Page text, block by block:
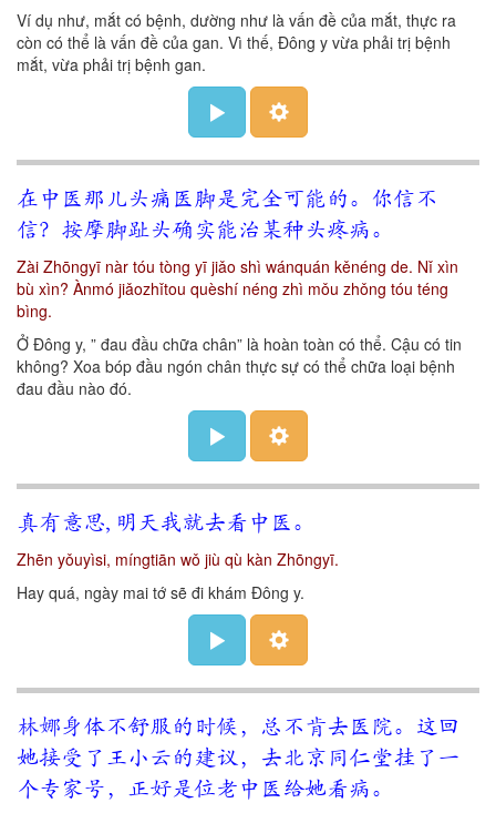
Ví dụ như, mắt có bệnh, dường như là vấn đề của mắt, thực ra
còn có thể là vấn đề của gan. Vì thế, Đông y vừa phải trị bệnh
mắt, vừa phải trị bệnh gan.
在中医那儿头痛医脚是完全可能的。你信不
信？按摩脚趾头确实能治某种头疼病。
Zài Zhōngyī nàr tóu tòng yī jiǎo shì wánquán kěnéng de. Nǐ xìn
bù xìn? Ànmó jiǎozhǐtou quèshí néng zhì mǒu zhǒng tóu téng
bìng.
Ở Đông y, ” đau đầu chữa chân” là hoàn toàn có thể. Cậu có tin
không? Xoa bóp đầu ngón chân thực sự có thể chữa loại bệnh
đau đầu nào đó.
真有意思, 明天我就去看中医。
Zhēn yǒuyìsi, míngtiān wǒ jiù qù kàn Zhōngyī.
Hay quá, ngày mai tớ sẽ đi khám Đông y.
林娜身体不舒服的时候，总不肯去医院。这回
她接受了王小云的建议，去北京同仁堂挂了一
个专家号，正好是位老中医给她看病。